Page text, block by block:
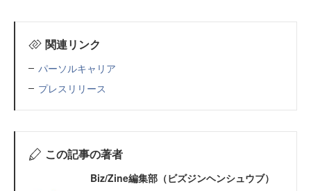
関連リンク
パーソルキャリア
プレスリリース
この記事の著者
Biz/Zine編集部（ビズジンヘンシュウブ）